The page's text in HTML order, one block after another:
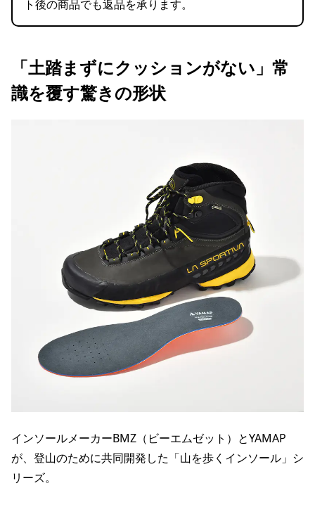
ト後の商品でも返品を承ります。
「土踏まずにクッションがない」常
識を覆す驚きの形状
インソールメーカーBMZ（ビーエムゼット）とYAMAP
が、登山のために共同開発した「山を歩くインソール」シ
リーズ。